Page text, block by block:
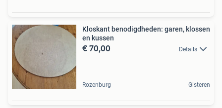
Kloskant benodigdheden: garen, klossen
en kussen
€ 70,00 Details
Rozenburg Gisteren